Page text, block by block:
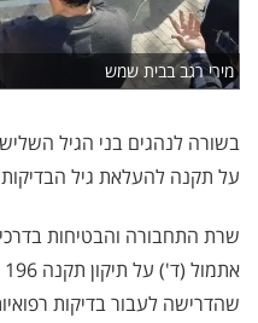
מירי רגב בבית שמש
בשורה לנהגים בני הגיל
על תקנה להעלאת גיל הבדיקות
שרת התחבורה והבטיחות
שהדרישה לעבור בדיקות